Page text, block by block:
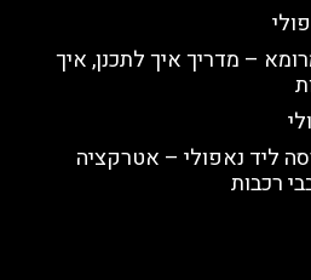
– מדריך איך לתכנן, איך
ליד נאפולי – אטרקציה
רכבות